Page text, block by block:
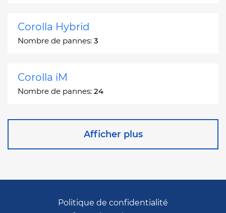
Corolla Hybrid
Nombre de pannes: 3
Corolla iM
Nombre de pannes: 24
Corona Station Wagon
Afficher plus
Politique de confidentialité